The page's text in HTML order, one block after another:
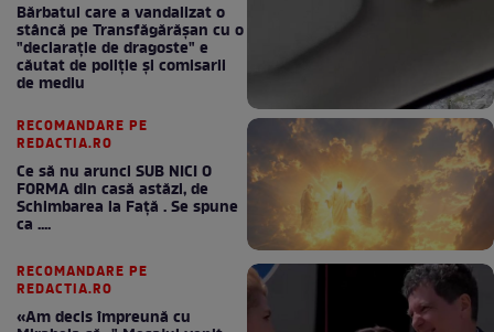
Bărbatul care a vandalizat o
stâncă pe Transfăgărășan cu o
"declaraţie de dragoste" e
căutat de poliție și comisarii
de mediu
RECOMANDARE PE
REDACTIA.RO
Ce să nu arunci SUB NICI O
FORMA din casă astăzi, de
Schimbarea la Față . Se spune
ca ....
RECOMANDARE PE
REDACTIA.RO
«Am decis împreună cu